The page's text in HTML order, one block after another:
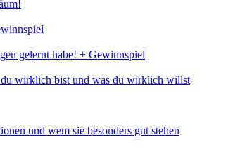
gelernt habe! + Gewinnspiel
du wirklich bist und was du wirklich willst
und wem sie besonders gut stehen